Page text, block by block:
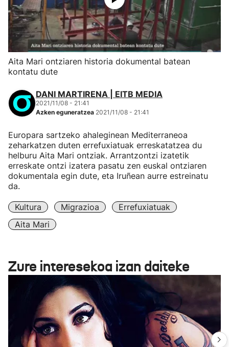
Aita Mari ontziaren historia dokumental batean
kontatu dute
DANI MARTIRENA | EITB MEDIA
2021/11/08 - 21:41
Azken eguneratzea 2021/11/08 - 21:41
Europara sartzeko ahaleginean Mediterraneoa
zeharkatzen duten errefuxiatuak erreskatatzea du
helburu Aita Mari ontziak. Arrantzontzi izatetik
erreskate ontzi izatera pasatu zen euskal ontziaren
dokumentala egin dute, eta Iruñean aurre estreinatu
da.
Kultura Migrazioa
Errefuxiatuak
Aita Mari
Zure interesekoa izan daiteke